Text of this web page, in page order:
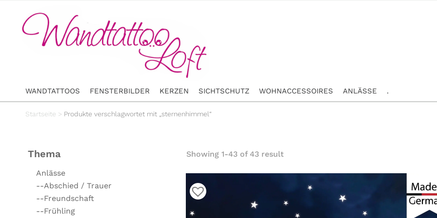
WANDTATTOOS FENSTERBILDER KERZEN SICHTSCHUTZ WOHNACCESSOIRES ANLÄSSE .
Startseite > Produkte verschlagwortet mit „sternenhimmel“
Thema
Anlässe
--Abschied / Trauer
--Freundschaft
--Frühling
Showing 1-43 of 43 result